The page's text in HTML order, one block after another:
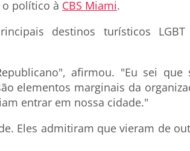
político à CBS Miami.
destinos turísticos
afirmou. "Eu sei que
elementos marginais da
entrar em nossa cidade."
Eles admitiram que vieram de